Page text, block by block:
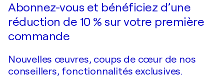
Abonnez-vous et bénéficiez d’une
réduction de 10 % sur votre première
commande
Nouvelles œuvres, coups de cœur de nos
conseillers, fonctionnalités exclusives.